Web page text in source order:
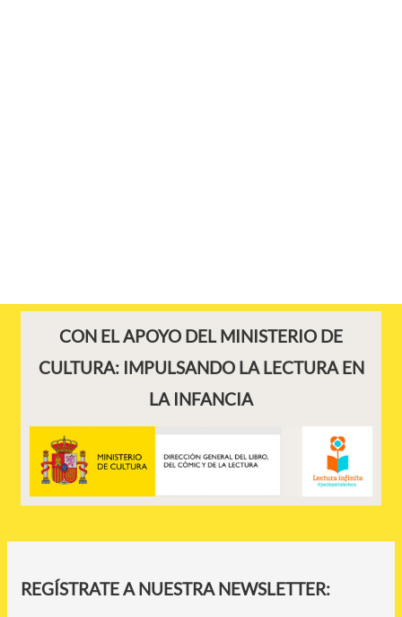
CON EL APOYO DEL MINISTERIO DE
CULTURA: IMPULSANDO LA LECTURA EN
LA INFANCIA
REGÍSTRATE A NUESTRA NEWSLETTER: